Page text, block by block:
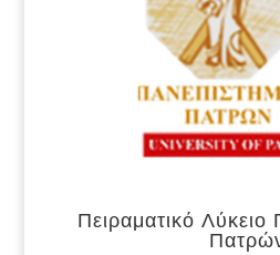
Πειραματικό Λύκειο